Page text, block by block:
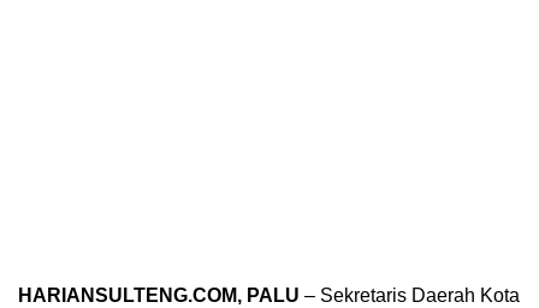
HARIANSULTENG.COM, PALU – Sekretaris Daerah Kota